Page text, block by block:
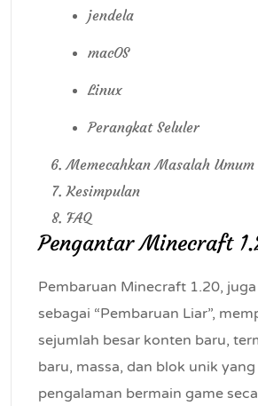
jendela
macOS
Linux
Perangkat Seluler
Memecahkan Masalah Umum
Kesimpulan
FAQ
Pengantar Minecraft
Pembaruan Minecraft 1.20,
sebagai “Pembaruan Liar”,
sejumlah besar konten baru,
baru, massa, dan blok unik
pengalaman bermain game